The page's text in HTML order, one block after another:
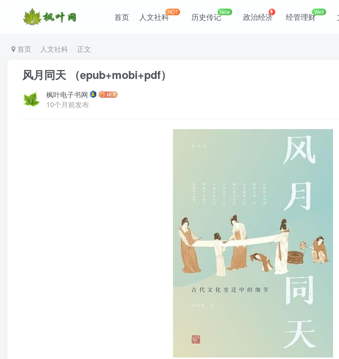
首页 人文社科HOT 历史传记New 政治经济 经管理财Well
首页 人文社科 正文
风月同天 （epub+mobi+pdf）
枫叶电子书网
10个月前发布
没有账号？立即注册
用户名/手机号/邮箱
登录密码
记住登录